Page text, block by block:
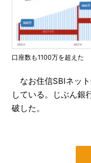
口座数も1100万を超えた
なお住信SBIネット
している。じぶん銀
破した。